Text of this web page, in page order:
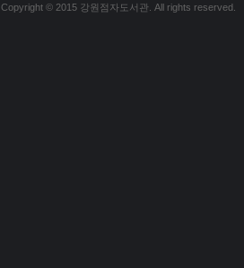
Copyright © 2015 강원점자도서관. All rights reserved.